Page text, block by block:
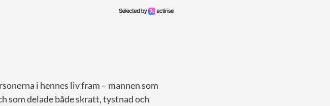
i hennes liv fram – mannen som
som delade både skratt, tystnad och